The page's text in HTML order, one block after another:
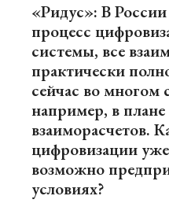
«Ридус»: В
процесс
системы, все
практически
сейчас во многом
например, в
взаиморасчетов.
цифровизации
возможно
условиях?